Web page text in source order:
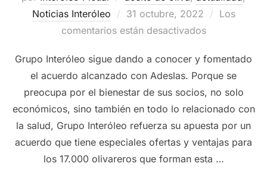
Noticias Interóleo
Publicado
el
31 octubre, 2022
Los
comentarios están desactivados
Grupo Interóleo sigue dando a conocer y fomentado
el acuerdo alcanzado con Adeslas. Porque se
preocupa por el bienestar de sus socios, no solo
económicos, sino también en todo lo relacionado con
la salud, Grupo Interóleo refuerza su apuesta por un
acuerdo que tiene especiales ofertas y ventajas para
los 17.000 olivareros que forman esta …